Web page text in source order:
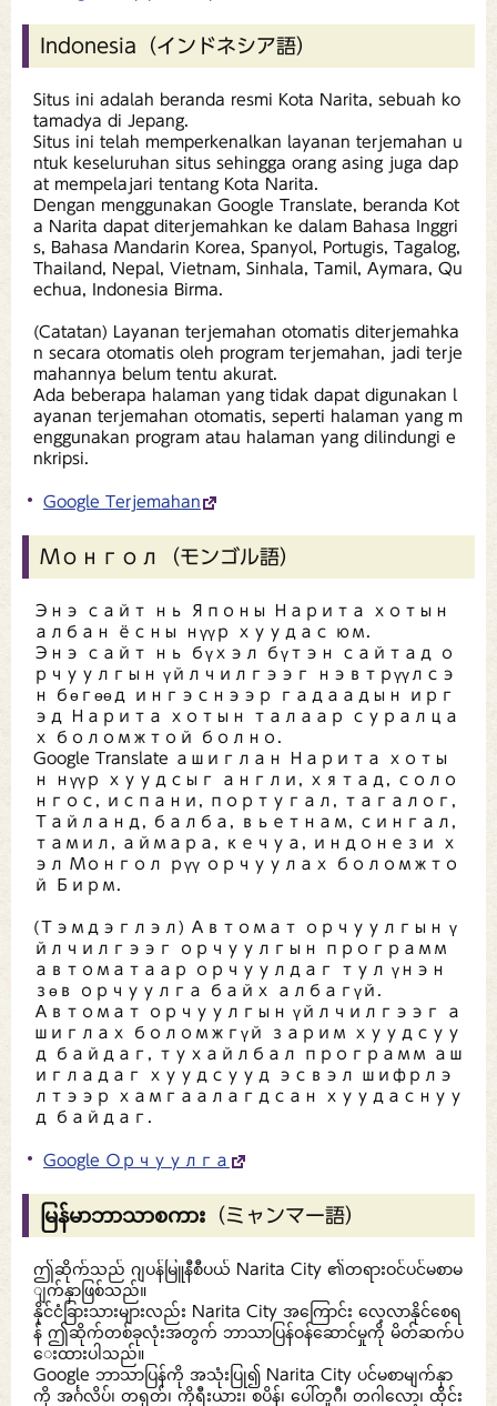
Indonesia（インドネシア語）
Situs ini adalah beranda resmi Kota Narita, sebuah ko
tamadya di Jepang.
Situs ini telah memperkenalkan layanan terjemahan u
ntuk keseluruhan situs sehingga orang asing juga dap
at mempelajari tentang Kota Narita.
Dengan menggunakan Google Translate, beranda Kot
a Narita dapat diterjemahkan ke dalam Bahasa Inggri
s, Bahasa Mandarin Korea, Spanyol, Portugis, Tagalog,
Thailand, Nepal, Vietnam, Sinhala, Tamil, Aymara, Qu
echua, Indonesia Birma.
(Catatan) Layanan terjemahan otomatis diterjemahka
n secara otomatis oleh program terjemahan, jadi terje
mahannya belum tentu akurat.
Ada beberapa halaman yang tidak dapat digunakan l
ayanan terjemahan otomatis, seperti halaman yang m
enggunakan program atau halaman yang dilindungi e
nkripsi.
Google Terjemahan
Монгол（モンゴル語）
Энэ сайт нь Японы Нарита хотын
албан ёсны нүүр хуудас юм.
Энэ сайт нь бүхэл бүтэн сайтад о
рчуулгын үйлчилгээг нэвтрүүлсэ
н бөгөөд ингэснээр гадаадын ирг
эд Нарита хотын талаар суралца
х боломжтой болно.
Google Translate ашиглан Нарита хоты
н нүүр хуудсыг англи, хятад, соло
нгос, испани, португал, тагалог,
Тайланд, балба, вьетнам, сингал,
тамил, аймара, кечуа, индонези х
эл Монгол рүү орчуулах боломжто
й Бирм.
(Тэмдэглэл) Автомат орчуулгын ү
йлчилгээг орчуулгын программ
автоматаар орчуулдаг тул үнэн
зөв орчуулга байх албагүй.
Автомат орчуулгын үйлчилгээг а
шиглах боломжгүй зарим хуудсуу
д байдаг, тухайлбал программ аш
игладаг хуудсууд эсвэл шифрлэ
лтээр хамгаалагдсан хуудаснуу
д байдаг.
Google Орчуулга
မြန်မာဘာသာစကား（ミャンマー語）
ဤဆိုက်သည် ဂျပန်မြူနီစီပယ် Narita City ၏တရားဝင်ပင်မစာမ
ျက်နှာဖြစ်သည်။
နိုင်ငံခြားသားများလည်း Narita City အကြောင်း လေ့လာနိုင်စေရ
န် ဤဆိုက်တစ်ခုလုံးအတွက် ဘာသာပြန်ဝန်ဆောင်မှုကို မိတ်ဆက်ပ
ေးထားပါသည်။
Google ဘာသာပြန်ကို အသုံးပြု၍ Narita City ပင်မစာမျက်နှာ
ကို အင်္ဂလိပ်၊ တရုတ်၊ ကိုရီးယား၊ စပိန်၊ ပေါ်တူဂီ၊ တဂါလော့၊ ထိုင်း